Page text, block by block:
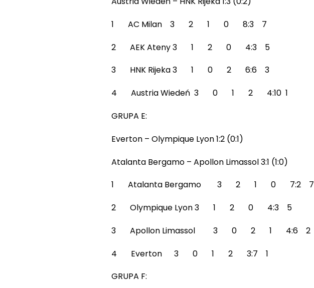
1 AC Milan 3 2 1 0 8:3 7
2 AEK Ateny 3 1 2 0 4:3 5
3 HNK Rijeka 3 1 0 2 6:6 3
4 Austria Wiedeń 3 0 1 2 4:10 1
GRUPA E:
Everton – Olympique Lyon 1:2 (0:1)
Atalanta Bergamo – Apollon Limassol 3:1 (1:0)
1 Atalanta Bergamo 3 2 1 0 7:2 7
2 Olympique Lyon 3 1 2 0 4:3 5
3 Apollon Limassol 3 0 2 1 4:6 2
4 Everton 3 0 1 2 3:7 1
GRUPA F: